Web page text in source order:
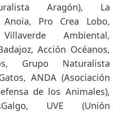
Aragón), La
Pro Crea Lobo,
Ambiental,
Acción Océanos,
Grupo Naturalista
ANDA (Asociación
de los Animales),
UVE (Unión